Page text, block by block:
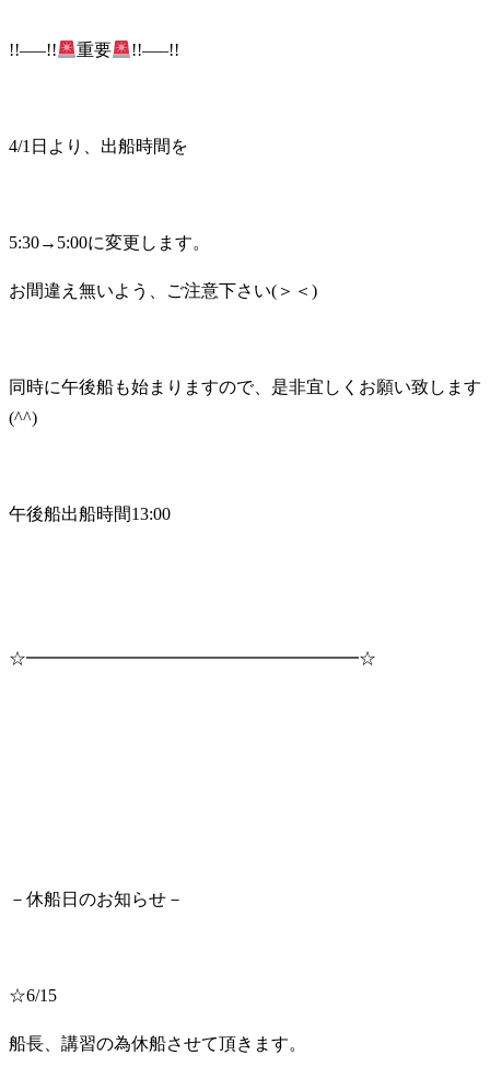
!!—–!! 重要 !!—–!!
4/1日より、出船時間を
5:30→5:00に変更します。
お間違え無いよう、ご注意下さい(＞＜)
同時に午後船も始まりますので、是非宜しくお願い致します
(^^)
午後船出船時間13:00
☆━━━━━━━━━━━━━━━━━━━☆
－休船日のお知らせ－
☆6/15
船長、講習の為休船させて頂きます。